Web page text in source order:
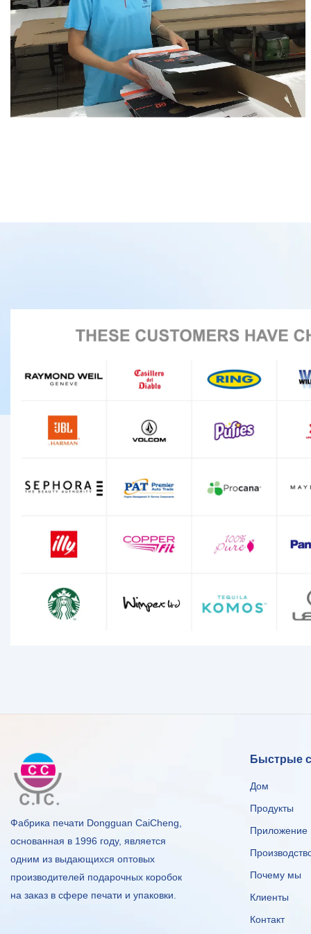
Фабрика печати Dongguan CaiCheng,
основанная в 1996 году, является
одним из выдающихся оптовых
производителей подарочных коробок
на заказ в сфере печати и упаковки.
Быстрые
Дом
Продукты
Приложение
Почему мы
Клиенты
Контакт